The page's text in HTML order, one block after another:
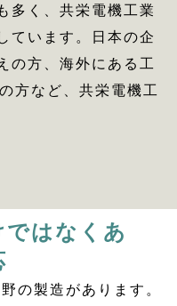
多く、共栄電機工業
ています。日本の企
の方、海外にある工
方など、共栄電機工
はなくあ
の製造があります。